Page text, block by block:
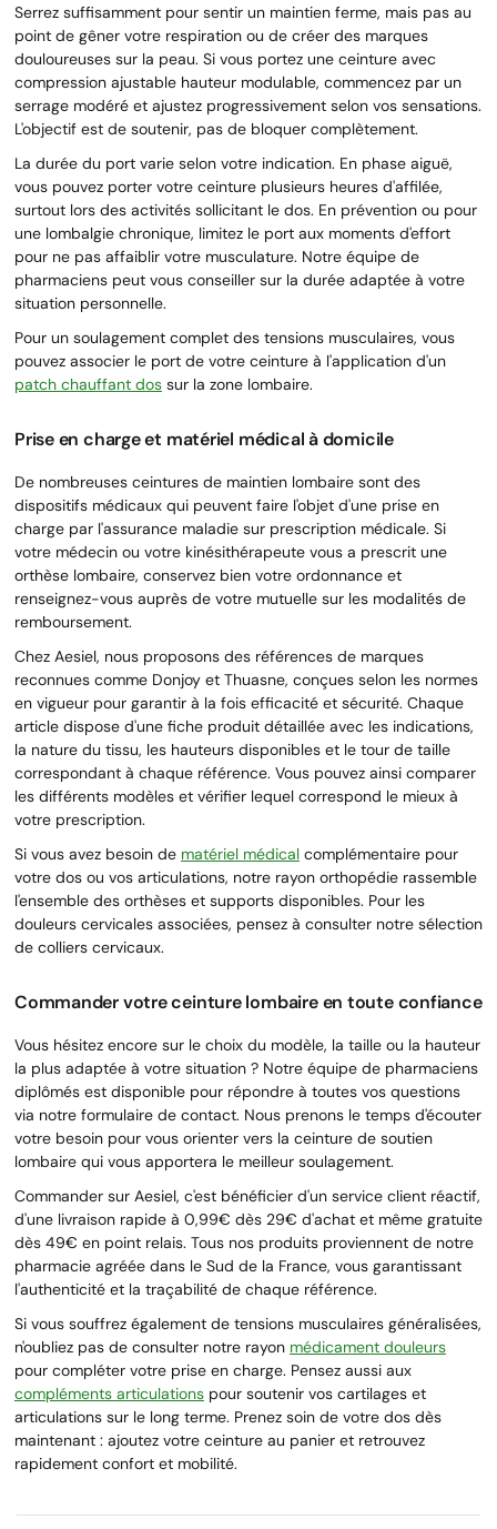
Serrez suffisamment pour sentir un maintien ferme, mais pas au
point de gêner votre respiration ou de créer des marques
douloureuses sur la peau. Si vous portez une ceinture avec
compression ajustable hauteur modulable, commencez par un
serrage modéré et ajustez progressivement selon vos sensations.
L'objectif est de soutenir, pas de bloquer complètement.
La durée du port varie selon votre indication. En phase aiguë,
vous pouvez porter votre ceinture plusieurs heures d'affilée,
surtout lors des activités sollicitant le dos. En prévention ou pour
une lombalgie chronique, limitez le port aux moments d'effort
pour ne pas affaiblir votre musculature. Notre équipe de
pharmaciens peut vous conseiller sur la durée adaptée à votre
situation personnelle.
Pour un soulagement complet des tensions musculaires, vous
pouvez associer le port de votre ceinture à l'application d'un
patch chauffant dos sur la zone lombaire.
Prise en charge et matériel médical à domicile
De nombreuses ceintures de maintien lombaire sont des
dispositifs médicaux qui peuvent faire l'objet d'une prise en
charge par l'assurance maladie sur prescription médicale. Si
votre médecin ou votre kinésithérapeute vous a prescrit une
orthèse lombaire, conservez bien votre ordonnance et
renseignez-vous auprès de votre mutuelle sur les modalités de
remboursement.
Chez Aesiel, nous proposons des références de marques
reconnues comme Donjoy et Thuasne, conçues selon les normes
en vigueur pour garantir à la fois efficacité et sécurité. Chaque
article dispose d'une fiche produit détaillée avec les indications,
la nature du tissu, les hauteurs disponibles et le tour de taille
correspondant à chaque référence. Vous pouvez ainsi comparer
les différents modèles et vérifier lequel correspond le mieux à
votre prescription.
Si vous avez besoin de matériel médical complémentaire pour
votre dos ou vos articulations, notre rayon orthopédie rassemble
l'ensemble des orthèses et supports disponibles. Pour les
douleurs cervicales associées, pensez à consulter notre sélection
de colliers cervicaux.
Commander votre ceinture lombaire en toute confiance
Vous hésitez encore sur le choix du modèle, la taille ou la hauteur
la plus adaptée à votre situation ? Notre équipe de pharmaciens
diplômés est disponible pour répondre à toutes vos questions
via notre formulaire de contact. Nous prenons le temps d'écouter
votre besoin pour vous orienter vers la ceinture de soutien
lombaire qui vous apportera le meilleur soulagement.
Commander sur Aesiel, c'est bénéficier d'un service client réactif,
d'une livraison rapide à 0,99€ dès 29€ d'achat et même gratuite
dès 49€ en point relais. Tous nos produits proviennent de notre
pharmacie agréée dans le Sud de la France, vous garantissant
l'authenticité et la traçabilité de chaque référence.
Si vous souffrez également de tensions musculaires généralisées,
n'oubliez pas de consulter notre rayon médicament douleurs
pour compléter votre prise en charge. Pensez aussi aux
compléments articulations pour soutenir vos cartilages et
articulations sur le long terme. Prenez soin de votre dos dès
maintenant : ajoutez votre ceinture au panier et retrouvez
rapidement confort et mobilité.